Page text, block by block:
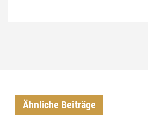
Ähnliche Beiträge